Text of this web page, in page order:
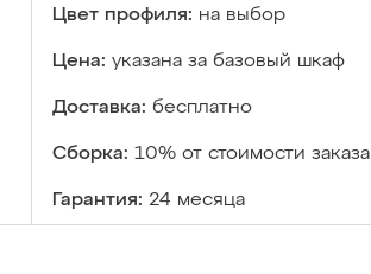
Цвет профиля: на выбор
Цена: указана за базовый шкаф
Доставка: бесплатно
Сборка: 10% от стоимости заказа
Гарантия: 24 месяца